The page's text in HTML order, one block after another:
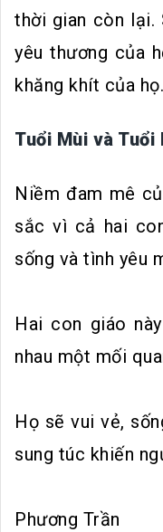
thời gian còn lại.
yêu thương của
khăng khít của họ.
Tuổi Mùi và Tuổi
Niềm đam mê
sắc vì cả hai
sống và tình yêu
Hai con giáo
nhau một mối
Họ sẽ vui vẻ,
sung túc khiến
Phương Trần